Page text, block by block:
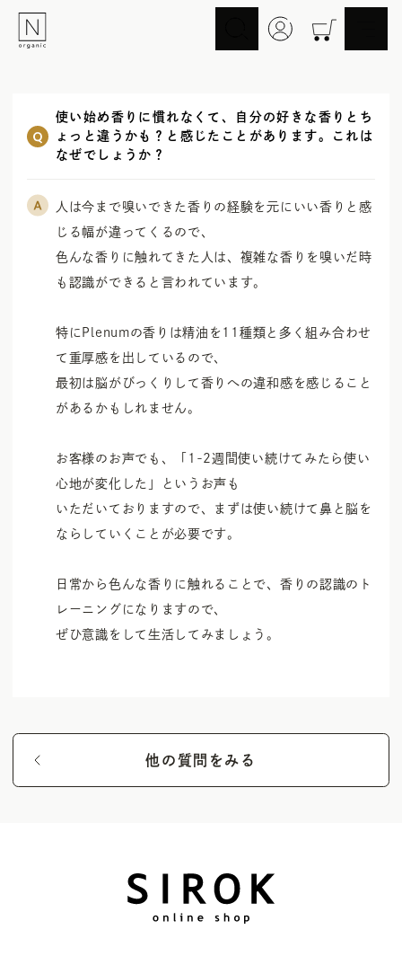
スキンケア
Skincare
ヘアケア
Haircare
メイクアップ
Gift Reviews
Cleansing Face Wash
Mask
Serum/Cream
UV Protector
その他
使い始め香りに慣れなくて、自分の好きな香りとち
ょっと違うかも？と感じたことがあります。これは
なぜでしょうか？
人は今まで嗅いできた香りの経験を元にいい香りと感
じる幅が違ってくるので、
色んな香りに触れてきた人は、複雑な香りを嗅いだ時
も認識ができると言われています。
特にPlenumの香りは精油を11種類と多く組み合わせ
て重厚感を出しているので、
最初は脳がびっくりして香りへの違和感を感じること
があるかもしれません。
お客様のお声でも、「1-2週間使い続けてみたら使い
心地が変化した」というお声も
いただいておりますので、まずは使い続けて鼻と脳を
ならしていくことが必要です。
日常から色んな香りに触れることで、香りの認識のト
レーニングになりますので、
ぜひ意識をして生活してみましょう。
他の質問をみる